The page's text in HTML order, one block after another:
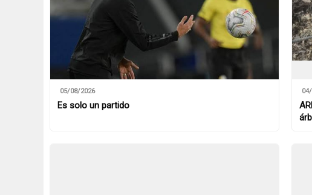
05/08/2026
Es solo un partido